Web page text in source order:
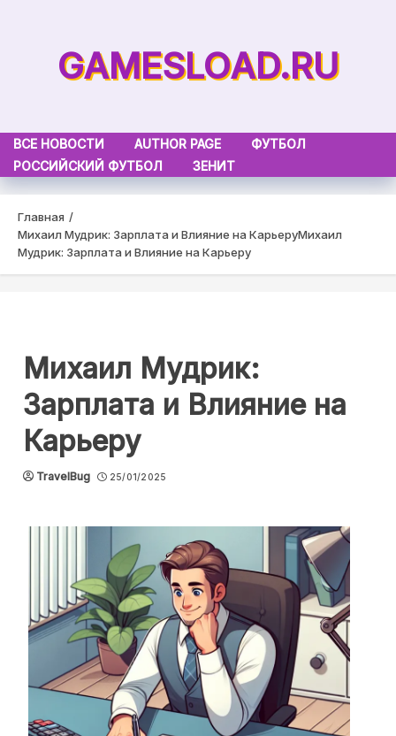
GAMESLOAD.RU
ВСЕ НОВОСТИ AUTHOR PAGE
ФУТБОЛ
РОССИЙСКИЙ ФУТБОЛ
ЗЕНИТ
Главная
Михаил Мудрик: Зарплата и Влияние на КарьеруМихаил
Мудрик: Зарплата и Влияние на Карьеру
Михаил Мудрик:
Зарплата и Влияние на
Карьеру
TravelBug 25/01/2025